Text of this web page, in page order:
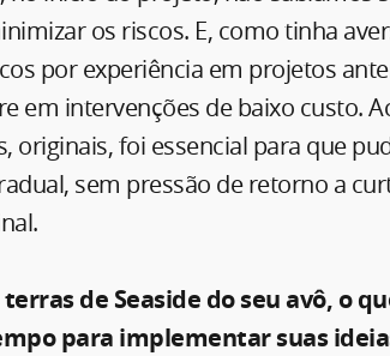
os riscos. E, como tinha
por experiência em projetos
em intervenções de baixo custo.
originais, foi essencial para que
sem pressão de retorno a
de Seaside do seu avô, o
para implementar suas